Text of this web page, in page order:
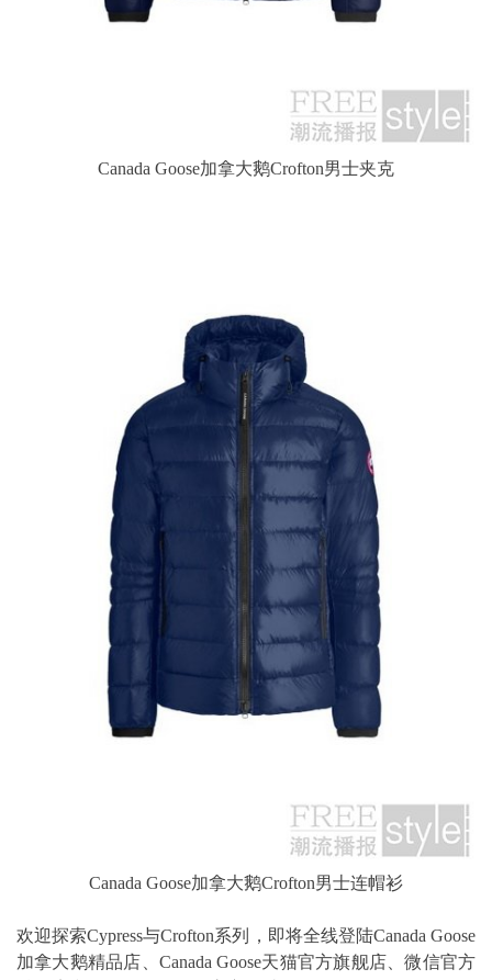
Canada Goose加拿大鹅Crofton男士夹克
Canada Goose加拿大鹅Crofton男士连帽衫
欢迎探索Cypress与Crofton系列，即将全线登陆Canada Goose
加拿大鹅精品店、Canada Goose天猫官方旗舰店、微信官方